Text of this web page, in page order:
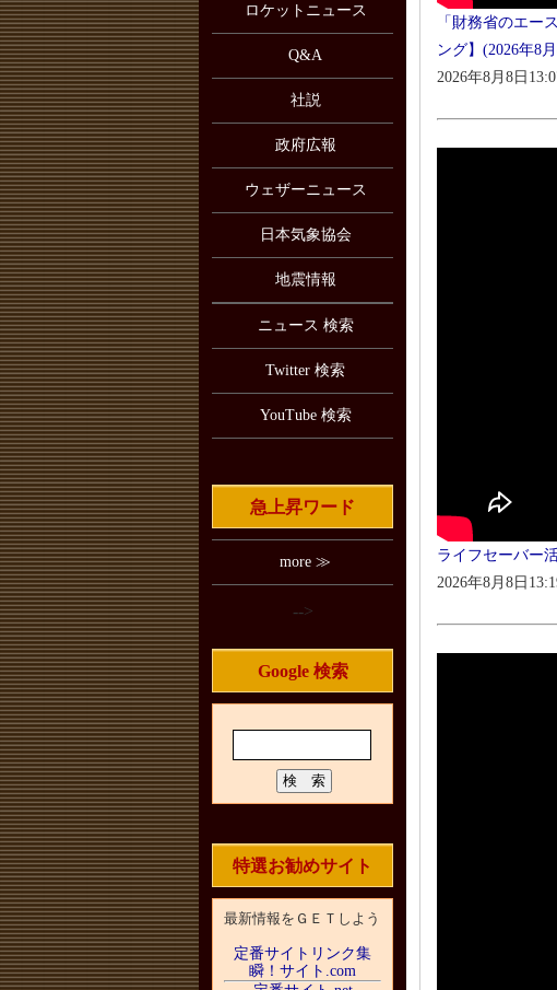
「財務省のエ
ング】(2026年8
2026年8月8日
ライフセーバー
2026年8月8日
ロケットニュース
Q&A
社説
政府広報
ウェザーニュース
日本気象協会
地震情報
ニュース 検索
Twitter 検索
YouTube 検索
急上昇ワード
more ≫
-->
Google 検索
特選お勧めサイト
最新情報をＧＥＴしよう
定番サイトリンク集
瞬！サイト.com